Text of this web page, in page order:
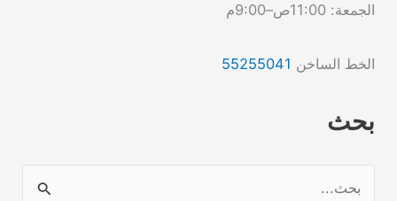
الجمعة: 11:00ص–9:00م
الخط الساخن 55255041
بحث